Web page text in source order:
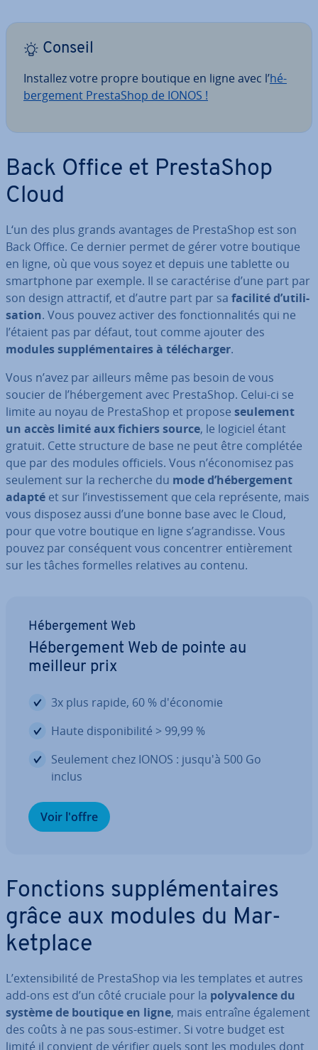
Conseil
Installez votre propre boutique en ligne avec l’hé­
ber­ge­ment Pres­ta­Shop de IONOS !
Back Office et Pres­ta­Shop
Cloud
L‘un des plus grands avantages de Pres­ta­Shop est son
Back Office. Ce dernier permet de gérer votre boutique
en ligne, où que vous soyez et depuis une tablette ou
smart­phone par exemple. Il se ca­rac­té­rise d’une part par
son design attractif, et d’autre part par sa facilité d’uti­li­
sa­tion. Vous pouvez activer des fonc­tion­na­li­tés qui ne
l’étaient pas par défaut, tout comme ajouter des
modules sup­plé­men­taires à té­lé­char­ger.
Vous n’avez par ailleurs même pas besoin de vous
soucier de l’hé­ber­ge­ment avec Pres­ta­Shop. Celui-ci se
limite au noyau de Pres­ta­Shop et propose seulement
un accès limité aux fichiers source, le logiciel étant
gratuit. Cette structure de base ne peut être complétée
que par des modules officiels. Vous n’éco­no­mi­sez pas
seulement sur la recherche du mode d’hé­ber­ge­ment
adapté et sur l’in­ves­tis­se­ment que cela re­pré­sente, mais
vous disposez aussi d’une bonne base avec le Cloud,
pour que votre boutique en ligne s’agran­disse. Vous
pouvez par con­sé­quent vous con­cen­trer en­tiè­re­ment
sur les tâches formelles relatives au contenu.
Hé­ber­ge­ment Web
Hé­ber­ge­ment Web de pointe au
meilleur prix
3x plus rapide, 60 % d'éco­no­mie
Haute dis­po­ni­bi­lité > 99,99 %
Seulement chez IONOS : jusqu'à 500 Go
inclus
Voir l'offre
Fonctions sup­plé­men­taires
grâce aux modules du Mar­
ket­place
L’ex­ten­si­bi­lité de Pres­ta­Shop via les templates et autres
add-ons est d’un côté cruciale pour la po­ly­va­lence du
système de boutique en ligne, mais entraîne également
des coûts à ne pas sous-estimer. Si votre budget est
limité il convient de vérifier quels sont les modules dont